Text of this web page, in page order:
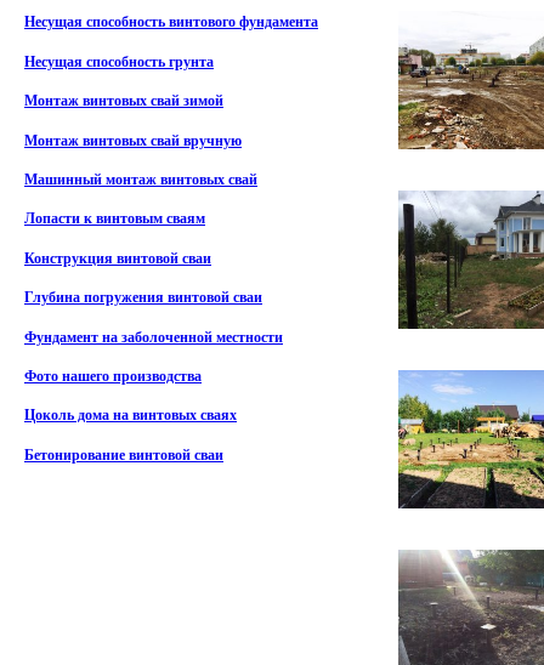
Несущая способность винтового фундамента
Несущая способность грунта
Монтаж винтовых свай зимой
Монтаж винтовых свай вручную
Машинный монтаж винтовых свай
Лопасти к винтовым сваям
Конструкция винтовой сваи
Глубина погружения винтовой сваи
Фундамент на заболоченной местности
Фото нашего производства
Цоколь дома на винтовых сваях
Бетонирование винтовой сваи